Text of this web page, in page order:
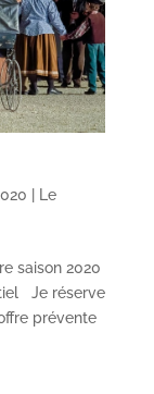
Le
saison 2020
Je réserve
prévente